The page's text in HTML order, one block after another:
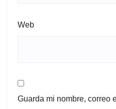
Web
Guarda mi nombre, correo